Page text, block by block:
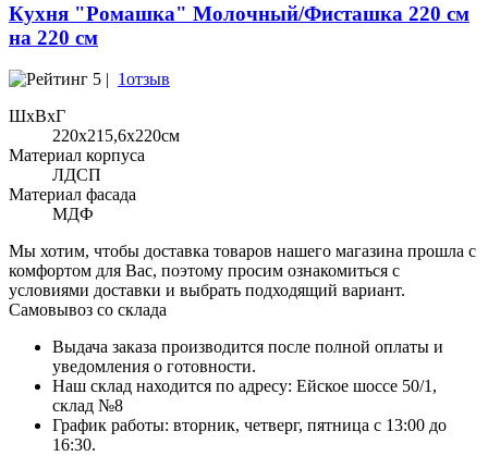
Кухня "Ромашка" Молочный/Фисташка 220 см
на 220 см
5 | 1отзыв
ШхВхГ
220x215,6х220см
Материал корпуса
ЛДСП
Материал фасада
МДФ
Мы хотим, чтобы доставка товаров нашего магазина прошла с
комфортом для Вас, поэтому просим ознакомиться с
условиями доставки и выбрать подходящий вариант.
Самовывоз со склада
Выдача заказа производится после полной оплаты и
уведомления о готовности.
Наш склад находится по адресу: Ейское шоссе 50/1,
склад №8
График работы: вторник, четверг, пятница с 13:00 до
16:30.